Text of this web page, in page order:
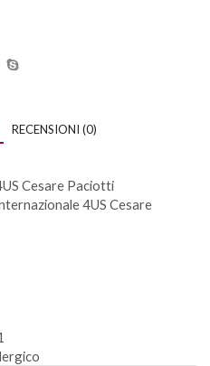
RECENSIONI (0)
Cesare Paciotti
4US Cesare